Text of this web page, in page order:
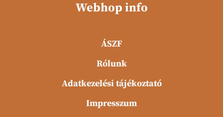
Webhop info
ÁSZF
Rólunk
Adatkezelési tájékoztató
Impresszum